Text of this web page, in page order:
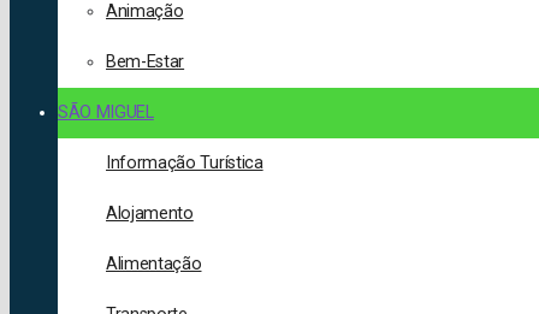
Animação
Bem-Estar
SÃO MIGUEL
Informação Turística
Alojamento
Alimentação